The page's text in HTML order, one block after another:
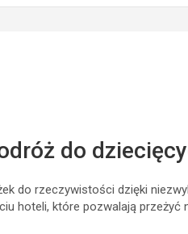
do
do rzeczywistości dzięki
hoteli, które pozwalają przeżyć